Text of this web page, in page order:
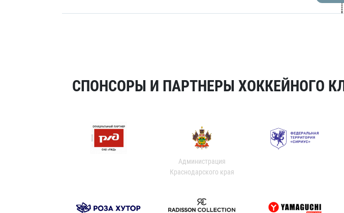
СПОНСОРЫ И ПАРТНЕРЫ ХОККЕЙНОГО
Администрация
Краснодарского края